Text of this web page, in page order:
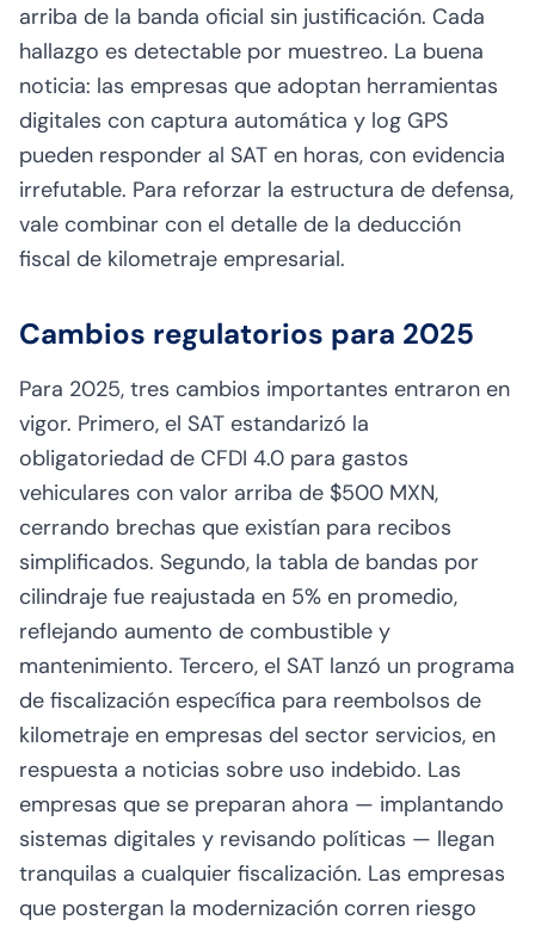
arriba de la banda oficial sin justificación. Cada
hallazgo es detectable por muestreo. La buena
noticia: las empresas que adoptan herramientas
digitales con captura automática y log GPS
pueden responder al SAT en horas, con evidencia
irrefutable. Para reforzar la estructura de defensa,
vale combinar con el detalle de la deducción
fiscal de kilometraje empresarial.
Cambios regulatorios para 2025
Para 2025, tres cambios importantes entraron en
vigor. Primero, el SAT estandarizó la
obligatoriedad de CFDI 4.0 para gastos
vehiculares con valor arriba de $500 MXN,
cerrando brechas que existían para recibos
simplificados. Segundo, la tabla de bandas por
cilindraje fue reajustada en 5% en promedio,
reflejando aumento de combustible y
mantenimiento. Tercero, el SAT lanzó un programa
de fiscalización específica para reembolsos de
kilometraje en empresas del sector servicios, en
respuesta a noticias sobre uso indebido. Las
empresas que se preparan ahora — implantando
sistemas digitales y revisando políticas — llegan
tranquilas a cualquier fiscalización. Las empresas
que postergan la modernización corren riesgo